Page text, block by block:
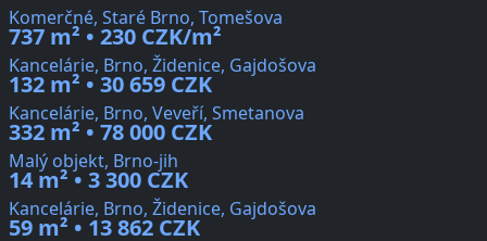
Komerčné, Staré Brno, Tomešova
737 m² • 230 CZK/m²
Kancelárie, Brno, Židenice, Gajdošova
132 m² • 30 659 CZK
Kancelárie, Brno, Veveří, Smetanova
332 m² • 78 000 CZK
Malý objekt, Brno-jih
14 m² • 3 300 CZK
Kancelárie, Brno, Židenice, Gajdošova
59 m² • 13 862 CZK